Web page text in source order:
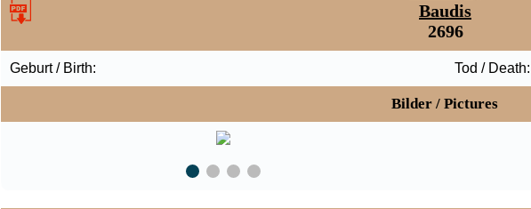
Baudis
2696
Geburt / Birth: Tod / Death:
Bilder / Pictures